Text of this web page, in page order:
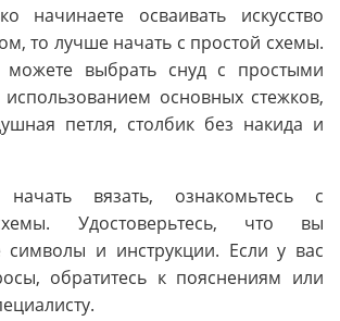
начинаете осваивать искусство
то лучше начать с простой схемы.
выбрать снуд с простыми
основных стежков,
петля, столбик без накида и
вязать, ознакомьтесь с
Удостоверьтесь, что вы
символы и инструкции. Если у вас
обратитесь к пояснениям или